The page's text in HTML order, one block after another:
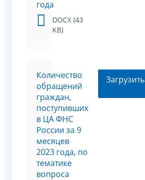
года
DOCX (43
KB)
Количество
обращений
граждан,
поступивших
в ЦА ФНС
России за 9
месяцев
2023 года, по
тематике
вопроса
Загрузить